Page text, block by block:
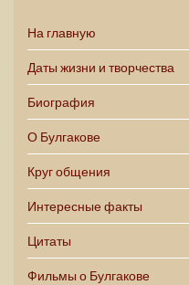
На главную
Даты жизни и творчества
Биография
О Булгакове
Круг общения
Интересные факты
Цитаты
Фильмы о Булгакове